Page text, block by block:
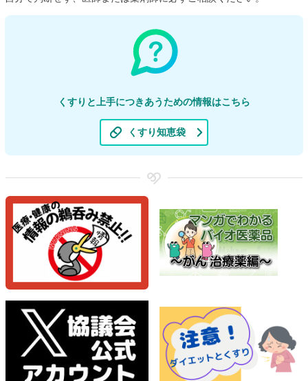
くすりと上手につきあうための情報はこちら
くすり知恵袋